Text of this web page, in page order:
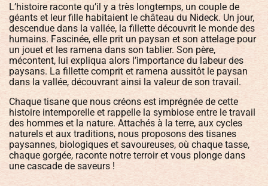
L’histoire raconte qu’il y a très longtemps, un couple de
géants et leur fille habitaient le château du Nideck. Un jour,
descendue dans la vallée, la fillette découvrit le monde des
humains. Fascinée, elle prit un paysan et son attelage pour
un jouet et les ramena dans son tablier. Son père,
mécontent, lui expliqua alors l’importance du labeur des
paysans. La fillette comprit et ramena aussitôt le paysan
dans la vallée, découvrant ainsi la valeur de son travail.
Chaque tisane que nous créons est imprégnée de cette
histoire intemporelle et rappelle la symbiose entre le travail
des hommes et la nature. Attachés à la terre, aux cycles
naturels et aux traditions, nous proposons des tisanes
paysannes, biologiques et savoureuses, où chaque tasse,
chaque gorgée, raconte notre terroir et vous plonge dans
une cascade de saveurs !